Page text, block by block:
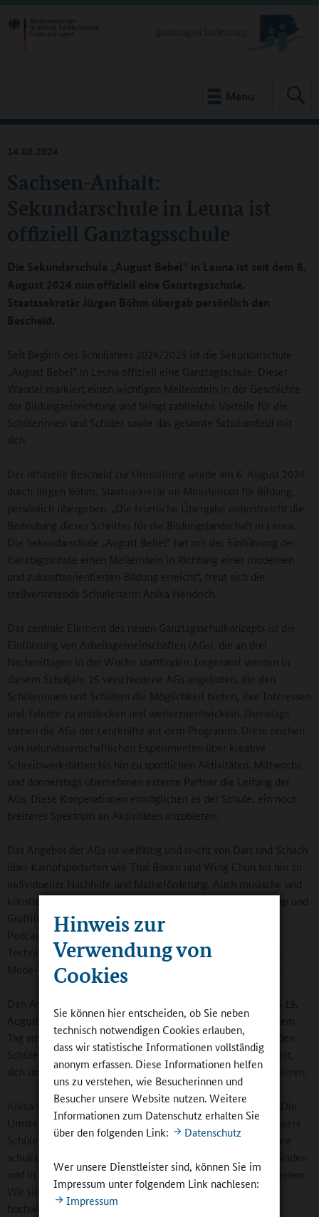
Hinweis zur
Verwendung von
Cookies
Sie können hier entscheiden, ob Sie neben
technisch notwendigen Cookies erlauben,
dass wir statistische Informationen vollständig
anonym erfassen. Diese Informationen helfen
uns zu verstehen, wie Besucherinnen und
Besucher unsere Website nutzen. Weitere
Informationen zum Datenschutz erhalten Sie
über den folgenden Link:
Datenschutz
Wer unsere Dienstleister sind, können Sie im
Impressum unter folgendem Link nachlesen:
Impressum
Menu
Sachsen-Anhalt:
Sekundarschule in Leuna ist
offiziell Ganztagsschule
14.08.2024
Die Sekundarschule „August Bebel“ in Leuna ist seit dem 6.
August 2024 nun offiziell eine Ganztagsschule.
Staatssekretär Jürgen Böhm übergab persönlich den
Bescheid.
Seit Beginn des Schuljahres 2024/2025 ist die Sekundarschule
„August Bebel“ in Leuna offiziell eine Ganztagsschule. Dieser
Wandel markiert einen wichtigen Meilenstein in der Geschichte
der Bildungseinrichtung und bringt zahlreiche Vorteile für die
Schülerinnen und Schüler sowie das gesamte Schulumfeld mit
sich.
Der offizielle Bescheid zur Umstellung wurde am 6. August 2024
durch Jürgen Böhm, Staatssekretär im Ministerium für Bildung,
persönlich übergeben. „Die feierliche Übergabe unterstreicht die
Bedeutung dieses Schrittes für die Bildungslandschaft in Leuna.
Die Sekundarschule „August Bebel“ hat mit der Einführung der
Ganztagsschule einen Meilenstein in Richtung einer modernen
und zukunftsorientierten Bildung erreicht“, freut sich die
stellvertretende Schulleiterin Anika Hendrich.
Das zentrale Element des neuen Ganztagsschulkonzepts ist die
Einführung von Arbeitsgemeinschaften (AGs), die an drei
Nachmittagen in der Woche stattfinden. Insgesamt werden in
diesem Schuljahr 25 verschiedene AGs angeboten, die den
Schülerinnen und Schülern die Möglichkeit bieten, ihre Interessen
und Talente zu entdecken und weiterzuentwickeln. Dienstags
stehen die AGs der Lehrkräfte auf dem Programm. Diese reichen
von naturwissenschaftlichen Experimenten über kreative
Schreibwerkstätten bis hin zu sportlichen Aktivitäten. Mittwochs
und donnerstags übernehmen externe Partner die Leitung der
AGs. Diese Kooperationen ermöglichen es der Schule, ein noch
breiteres Spektrum an Aktivitäten anzubieten.
Das Angebot der AGs ist vielfältig und reicht von Dart und Schach
über Kampfsportarten wie Thai Boxen und Wing Chun bis hin zu
individueller Nachhilfe und Matheförderung. Auch musische und
künstlerische Interessen kommen nicht zu kurz: Die AGs Rap und
Graffiti bieten kreative Entfaltungsmöglichkeiten, während
Podcasts und Selfcare ebenfalls auf dem Programm stehen.
Technisch Interessierte können Programmieren lernen, und
Mode- sowie Schmuckdesign runden das breite Angebot ab.
Den Auftakt für das neue Schuljahr bildet die AG-Messe am 19.
August 2024, die vor den Elternabenden stattfindet. An diesem
Tag stellen sich alle Arbeitsgemeinschaften vor und bieten den
Schülerinnen und Schülern sowie ihren Eltern die Möglichkeit,
sich umfassend über die verschiedenen Angebote zu informieren.
Anika Hendrich zeigt sich begeistert von der Entwicklung: „Die
Umstellung zur Ganztagsschule ist ein großer Gewinn für unsere
Schülerinnen und Schüler. Sie haben nun die Möglichkeit, ihre
schulischen und außerschulischen Interessen besser zu verbinden
und in einem geschützten Rahmen neue Fähigkeiten zu erlernen.
Wir sind stolz darauf, ein so vielfältiges und qualitativ
hochwertiges Angebot präsentieren zu können.“